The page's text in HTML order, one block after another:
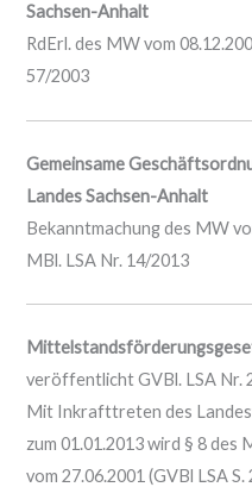
Sachsen-Anhalt
RdErl. des MW vom
57/2003
Gemeinsame
Landes Sachsen-Anhalt
Bekanntmachung des MW
MBl. LSA Nr. 14/2013
veröffentlicht GVBl. LSA Nr.
Mit Inkrafttreten des
zum 01.01.2013 wird § 8
vom 27.06.2001 (GVBl LSA